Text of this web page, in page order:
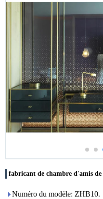
fabricant de chambre d'amis
Numéro du modèle: ZHB10.